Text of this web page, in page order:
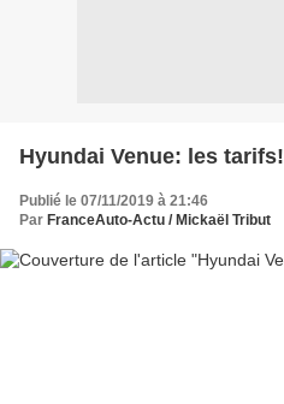
Hyundai Venue: les tarifs!
Publié le 07/11/2019 à 21:46
Par FranceAuto-Actu / Mickaël Tribut